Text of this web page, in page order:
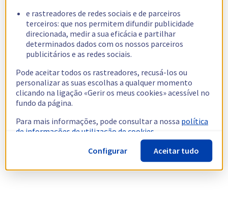
e rastreadores de redes sociais e de parceiros
terceiros: que nos permitem difundir publicidade
direcionada, medir a sua eficácia e partilhar
determinados dados com os nossos parceiros
publicitários e as redes sociais.
Pode aceitar todos os rastreadores, recusá-los ou
personalizar as suas escolhas a qualquer momento
clicando na ligação «Gerir os meus cookies» acessível no
fundo da página.
Para mais informações, pode consultar a nossa política
de informações de utilização de cookies.
Configurar
Aceitar tudo